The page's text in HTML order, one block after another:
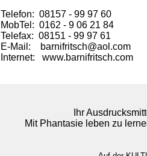
Telefon: 08157 - 99 97 60
MobTel: 0162 - 9 06 21 84
Telefax: 08151 - 99 97 61
E-Mail: barnifritsch@aol.com
Internet: www.barnifritsch.com
Ihr
Mit Phantasie leben zu